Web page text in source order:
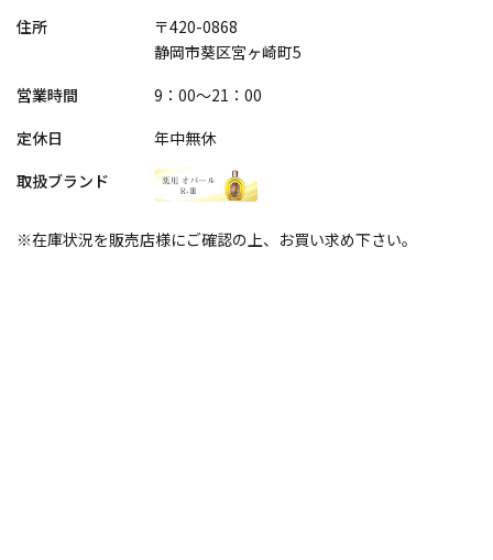
住所
〒420-0868
静岡市葵区宮ヶ崎町5
営業時間
9：00～21：00
定休日
年中無休
取扱ブランド
※在庫状況を販売店様にご確認の上、お買い求め下さい。